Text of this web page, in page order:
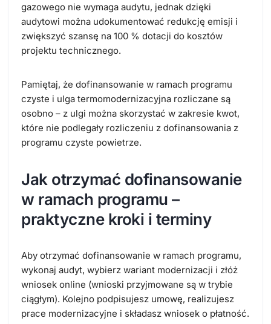
gazowego nie wymaga audytu, jednak dzięki
audytowi można udokumentować redukcję emisji i
zwiększyć szansę na 100 % dotacji do kosztów
projektu technicznego.
Pamiętaj, że dofinansowanie w ramach programu
czyste i ulga termomodernizacyjna rozliczane są
osobno – z ulgi można skorzystać w zakresie kwot,
które nie podlegały rozliczeniu z dofinansowania z
programu czyste powietrze.
Jak otrzymać dofinansowanie
w ramach programu –
praktyczne kroki i terminy
Aby otrzymać dofinansowanie w ramach programu,
wykonaj audyt, wybierz wariant modernizacji i złóż
wniosek online (wnioski przyjmowane są w trybie
ciągłym). Kolejno podpisujesz umowę, realizujesz
prace modernizacyjne i składasz wniosek o płatność.